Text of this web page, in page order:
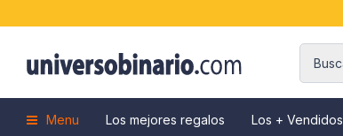
Menu Los mejores regalos Los + Vendidos